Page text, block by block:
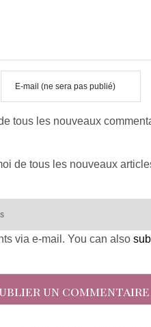
tous les nouveaux
de tous les nouveaux
via e-mail. You can also